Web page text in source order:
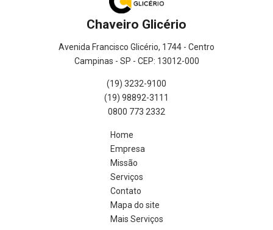
Chaveiro Glicério
Avenida Francisco Glicério, 1744 - Centro
Campinas - SP - CEP: 13012-000
(19) 3232-9100
(19) 98892-3111
0800 773 2332
Home
Empresa
Missão
Serviços
Contato
Mapa do site
Mais Serviços